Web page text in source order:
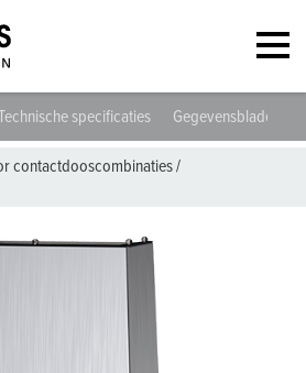
specificaties Gegevensbladen &
contactdooscombinaties/